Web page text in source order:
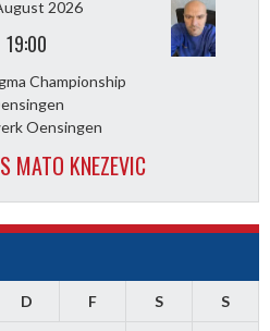
2026
19:00
Championship
Oensingen
MATO KNEZEVIC
D F S S